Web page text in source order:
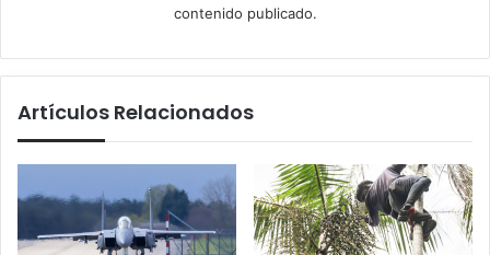
contenido publicado.
Artículos Relacionados